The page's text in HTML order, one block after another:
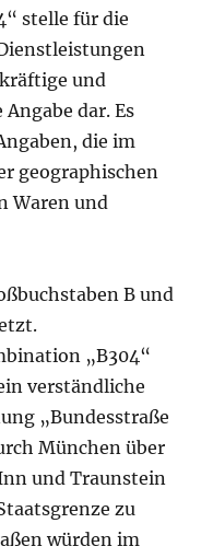
stelle für die
und
dar. Es
die im
geographischen
Waren und
B und
„B304“
verständliche
„Bundesstraße
München über
und Traunstein
zu
würden im